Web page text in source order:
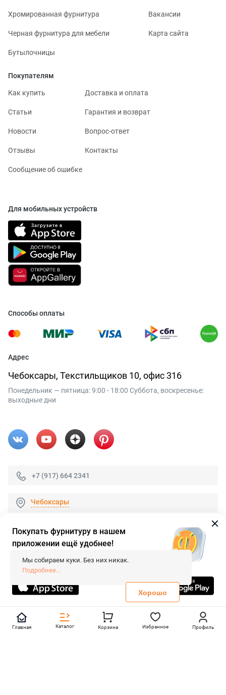
Хромированная фурнитура
Черная фурнитура для мебели
Бутылочницы
Вакансии
Карта сайта
Покупателям
Как купить Доставка и оплата
Статьи Гарантия и возврат
Новости Вопрос-ответ
Отзывы Контакты
Сообщение об ошибке
Для мобильных устройств
Способы оплаты
Адрес
Чебоксары, Текстильщиков 10, офис 316
Понедельник — пятница: 9:00 - 18:00 Суббота, воскресенье:
выходные дни
+7 (917) 664 2341
Чебоксары
© 2026 «FieraShop.ru»
Сопровождение сайта
- Вебформат.
Все права защищены.
Не является публичной офертой
Политика конфиденциальности
Главная Каталог Корзина Избранное Профиль
Покупать фурнитуру в нашем
приложении ещё удобнее!
Мы собираем куки. Без них никак.
Подробнее...
Хорошо